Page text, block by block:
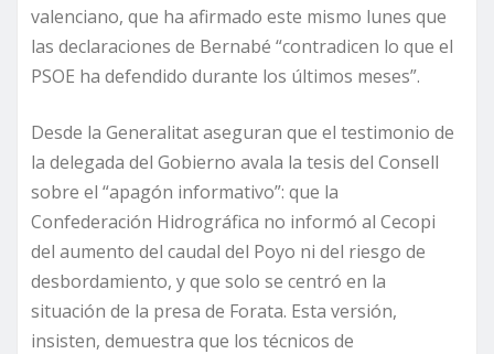
valenciano, que ha afirmado este mismo lunes que
las declaraciones de Bernabé “contradicen lo que el
PSOE ha defendido durante los últimos meses”.
Desde la Generalitat aseguran que el testimonio de
la delegada del Gobierno avala la tesis del Consell
sobre el “apagón informativo”: que la
Confederación Hidrográfica no informó al Cecopi
del aumento del caudal del Poyo ni del riesgo de
desbordamiento, y que solo se centró en la
situación de la presa de Forata. Esta versión,
insisten, demuestra que los técnicos de